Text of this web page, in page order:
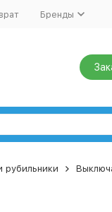
Бренды
рубильники